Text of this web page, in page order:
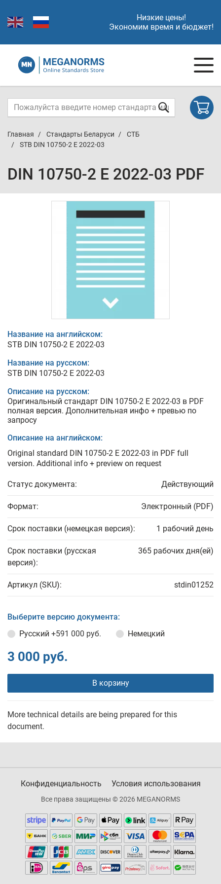
Низкие цены!
Экономим время и бюджет!
Главная Стандарты Беларуси
СТБ
STB DIN 10750-2 E 2022-03
DIN 10750-2 E 2022-03 PDF
Название на английском:
STB DIN 10750-2 E 2022-03
Название на русском:
STB DIN 10750-2 E 2022-03
Описание на русском:
Оригинальный стандарт DIN 10750-2 E 2022-03 в PDF
полная версия. Дополнительная инфо + превью по
запросу
Описание на английском:
Original standard DIN 10750-2 E 2022-03 in PDF full
version. Additional info + preview on request
Статус документа: Действующий
Формат: Электронный (PDF)
Срок поставки (немецкая версия): 1 рабочий день
Срок поставки (русская
версия):
365 рабочих дня(ей)
Артикул (SKU): stdin01252
Выберите версию документа:
Русский +591 000 руб. Немецкий
3 000 руб.
В корзину
More technical details are being prepared for this
document.
Конфиденциальность Условия использования
Все права защищены © 2026 MEGANORMS